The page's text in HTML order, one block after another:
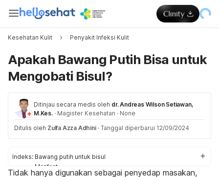
Kesehatan Kulit Penyakit Infeksi Kulit
Apakah Bawang Putih Bisa untuk
Mengobati Bisul?
Ditinjau secara medis oleh dr. Andreas Wilson Setiawan,
M.Kes. · Magister Kesehatan · None
Ditulis oleh Zulfa Azza Adhini · Tanggal diperbarui 12/09/2024
Indeks: Bawang putih untuk bisul
Manfaat
Tidak hanya digunakan sebagai penyedap masakan,